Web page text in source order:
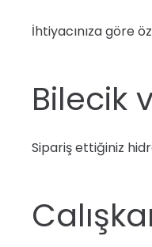
İhtiyacınıza göre
Bilecik
Sipariş ettiğiniz